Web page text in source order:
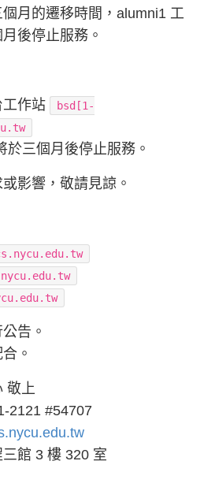
月的遷移時間，alumni1 工
後停止服務。
作站
bsd[1-
於三個月後停止服務。
影響，敬請見諒。
告。
。
敬上
2121 #54707
館 3 樓 320 室